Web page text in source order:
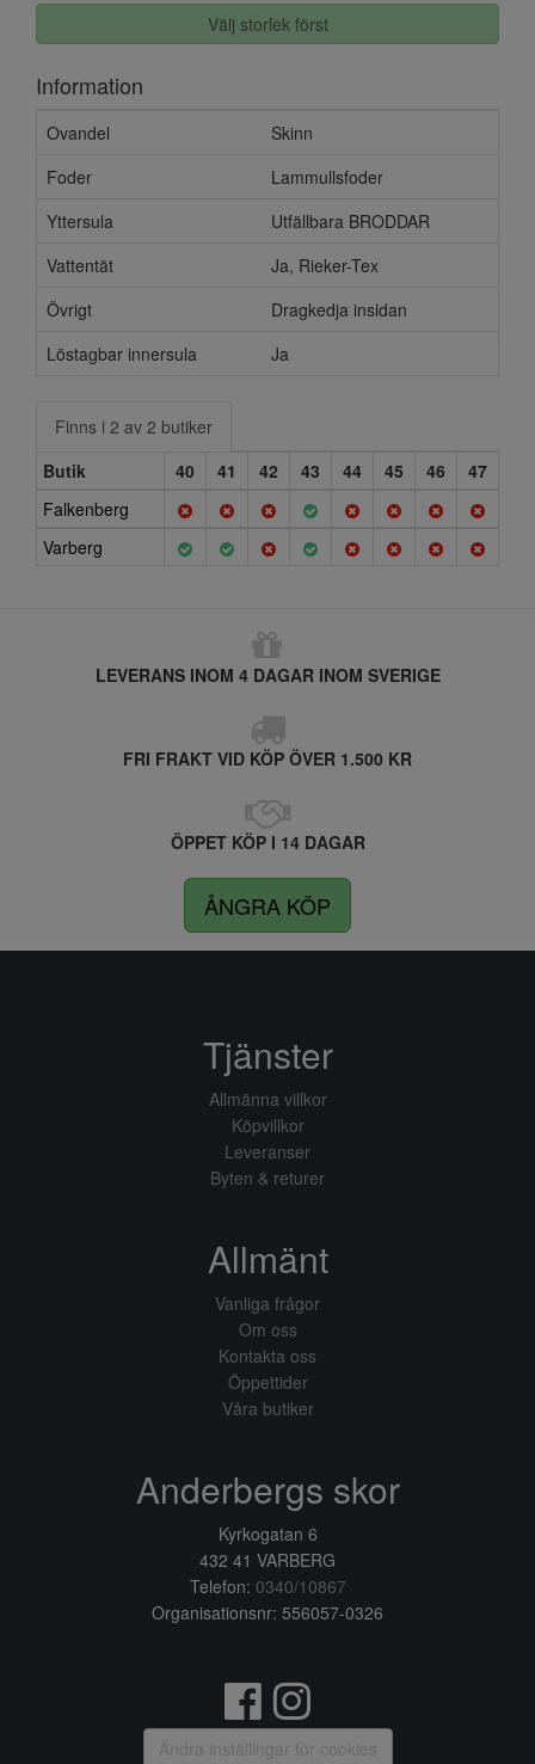
Välj storlek först
Information
Ovandel
Skinn
Foder
Lammullsfoder
Yttersula
Utfällbara BRODDAR
Vattentät
Ja, Rieker-Tex
Övrigt
Dragkedja insidan
Löstagbar innersula
Ja
Finns i 2 av 2 butiker
Butik
40 41 42 43 44 45 46
47
Falkenberg
Varberg
LEVERANS INOM 4 DAGAR INOM SVERIGE
FRI FRAKT VID KÖP ÖVER 1.500 KR
ÖPPET KÖP I 14 DAGAR
ÅNGRA KÖP
Tjänster
Allmänna villkor
Köpvillkor
Leveranser
Byten & returer
Allmänt
Vanliga frågor
Om oss
Kontakta oss
Öppettider
Våra butiker
Anderbergs skor
Kyrkogatan 6
432 41 VARBERG
Telefon: 0340/10867
Organisationsnr: 556057-0326
Ändra inställingar för cookies